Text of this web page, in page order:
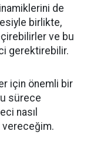
de
birlikte,
ve bu
gerektirebilir.
için önemli bir
sürece
nasıl
vereceğim.